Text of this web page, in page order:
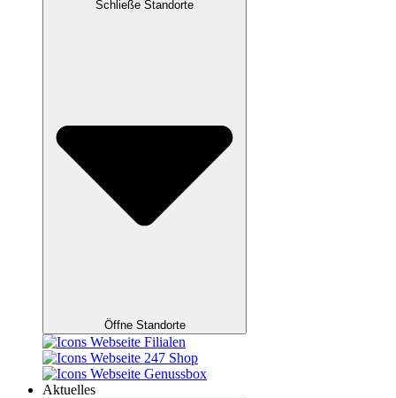
Schließe Standorte
Öffne Standorte
Aktuelles